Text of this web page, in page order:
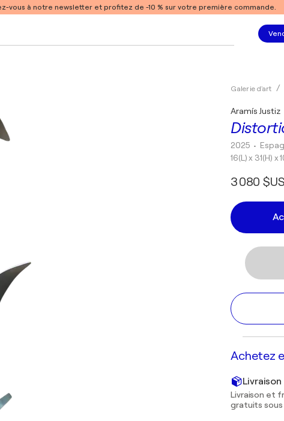
vous à notre newsletter et profitez de -10 % sur votre première commande.
Galerie d'art
Aramís Justiz
2025 •
16(L) x 31(H) x
3 080 $US
Achetez
Livraison et
gratuits sous